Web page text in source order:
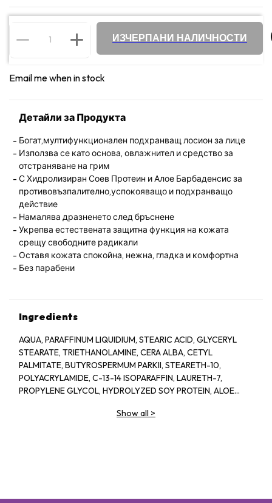
ИЗЧЕРПАНИ НАЛИЧНОСТИ
Email me when in stock
Детайли за Продукта
Богат,мултифункционален подхранващ лосион за лице
Използва се като основа, овлажнител и средство за
отстраняване на грим
С Хидролизиран Соев Протеин и Алое Барбаденсис за
противовъзпалително,успокояващо и подхранващо
действие
Намалява дразненето след бръснене
Укрепва естествената защитна функция на кожата
срещу свободните радикали
Оставя кожата спокойна, нежна, гладка и комфортна
Без парабени
Ingredients
AQUA, PARAFFINUM LIQUIDIUM, STEARIC ACID, GLYCERYL
STEARATE, TRIETHANOLAMINE, CERA ALBA, CETYL
PALMITATE, BUTYROSPERMUM PARKII, STEARETH-10,
POLYACRYLAMIDE, C-13-14 ISOPARAFFIN, LAURETH-7,
PROPYLENE GLYCOL, HYDROLYZED SOY PROTEIN, ALOE
Show all >